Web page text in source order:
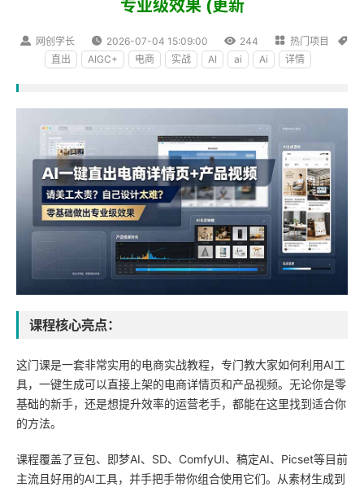
专业级效果 (更新
 网创学长  2026-07-04 15:09:00  244  热门项目 
直出 AIGC+ 电商 实战 AI ai Ai 详情
课程核心亮点：
这门课是一套非常实用的电商实战教程，专门教大家如何利用AI工
具，一键生成可以直接上架的电商详情页和产品视频。无论你是零
基础的新手，还是想提升效率的运营老手，都能在这里找到适合你
的方法。
课程覆盖了豆包、即梦AI、SD、ComfyUI、稿定AI、Picset等目前
主流且好用的AI工具，并手把手带你组合使用它们。从素材生成到